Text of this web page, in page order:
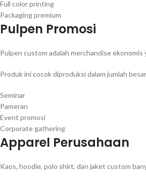
Full color printing
Packaging premium
Pulpen Promosi
Pulpen custom adalah merchandise
Produk ini cocok diproduksi dalam jumlah
Seminar
Pameran
Event promosi
Corporate gathering
Apparel Perusahaan
Kaos, hoodie, polo shirt, dan jaket custom